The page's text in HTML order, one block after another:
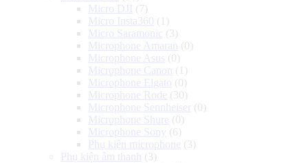
Micro DJI (7)
Micro Insta360 (1)
Micro Saramonic (3)
Microphone Amaran
(0)
Microphone Asus (0)
Microphone Canon
(1)
Microphone Elgato (0)
Microphone Rode (30)
Microphone Sennheiser
(0)
Microphone Shure (0)
Microphone Sony (6)
Phụ kiện microphone (3)
Phụ kiện âm thanh
(3)